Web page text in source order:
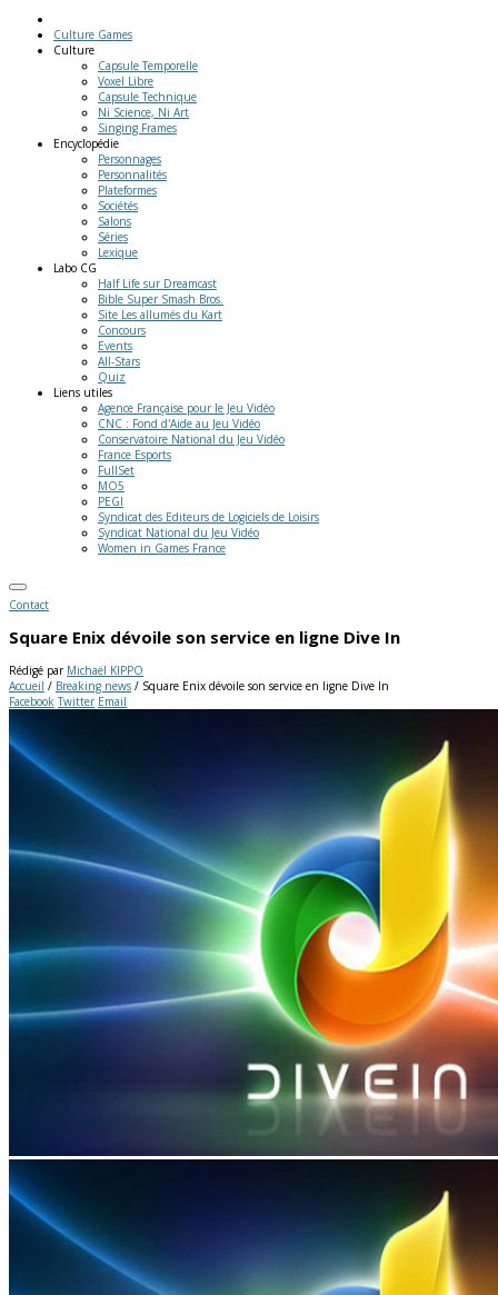
Culture Games
Culture
Capsule Temporelle
Voxel Libre
Capsule Technique
Ni Science, Ni Art
Singing Frames
Encyclopédie
Personnages
Personnalités
Plateformes
Sociétés
Salons
Séries
Lexique
Labo CG
Half Life sur Dreamcast
Bible Super Smash Bros.
Site Les allumés du Kart
Concours
Events
All-Stars
Quiz
Liens utiles
Agence Française pour le Jeu Vidéo
CNC : Fond d'Aide au Jeu Vidéo
Conservatoire National du Jeu Vidéo
France Esports
FullSet
MO5
PEGI
Syndicat des Editeurs de Logiciels de Loisirs
Syndicat National du Jeu Vidéo
Women in Games France
Contact
Square Enix dévoile son service en ligne Dive In
Rédigé par Michaël KIPPO
Accueil / Breaking news / Square Enix dévoile son service en ligne Dive In
Facebook Twitter Email